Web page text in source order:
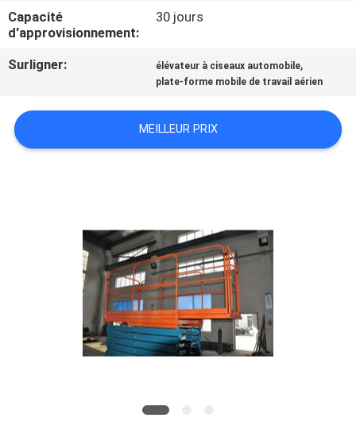
QUALITÉ
NOUS
NOUVELLES
Capacité
d'approvisionnement:
30 jours
Surligner: élévateur à ciseaux automobile,
plate-forme mobile de travail aérien
MEILLEUR PRIX